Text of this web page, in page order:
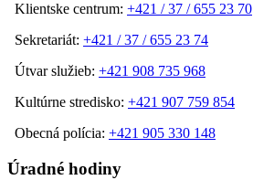
Klientske centrum: +421 / 37 / 655 23 70
Sekretariát: +421 / 37 / 655 23 74
Útvar služieb: +421 908 735 968
Kultúrne stredisko: +421 907 759 854
Obecná polícia: +421 905 330 148
Úradné hodiny